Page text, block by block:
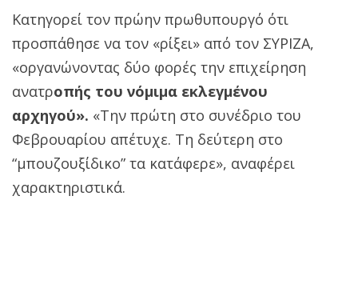
Κατηγορεί τον πρώην πρωθυπουργό ότι
προσπάθησε να τον «ρίξει» από τον ΣΥΡΙΖΑ,
«οργανώνοντας δύο φορές την επιχείρηση
ανατροπής του νόμιμα εκλεγμένου
αρχηγού». «Την πρώτη στο συνέδριο του
Φεβρουαρίου απέτυχε. Τη δεύτερη στο
“μπουζουξίδικο” τα κατάφερε», αναφέρει
χαρακτηριστικά.